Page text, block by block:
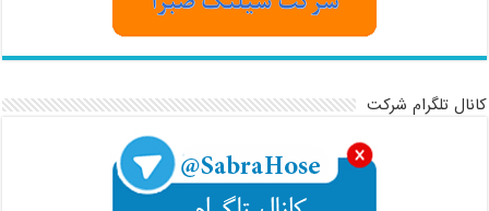
کانال تلگرام شرکت